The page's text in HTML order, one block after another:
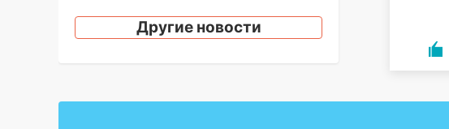
13:14 Ураган оторвал светофор
13:12 Дерево пробило крышу
Другие новости